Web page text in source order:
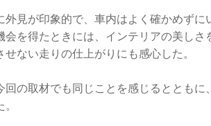
外見が印象的で、車内はよく確かめず
会を得たときには、インテリアの美し
ない走りの仕上がりにも感心した。
回の取材でも同じことを感じるととも